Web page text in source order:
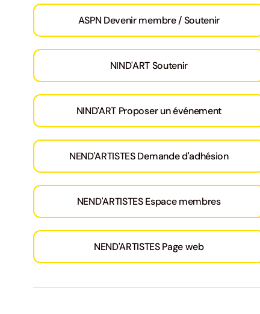
ASPN Devenir membre / Soutenir
NIND'ART Soutenir
NIND'ART Proposer un événement
NEND'ARTISTES Demande d'adhésion
NEND'ARTISTES Espace membres
NEND'ARTISTES Page web